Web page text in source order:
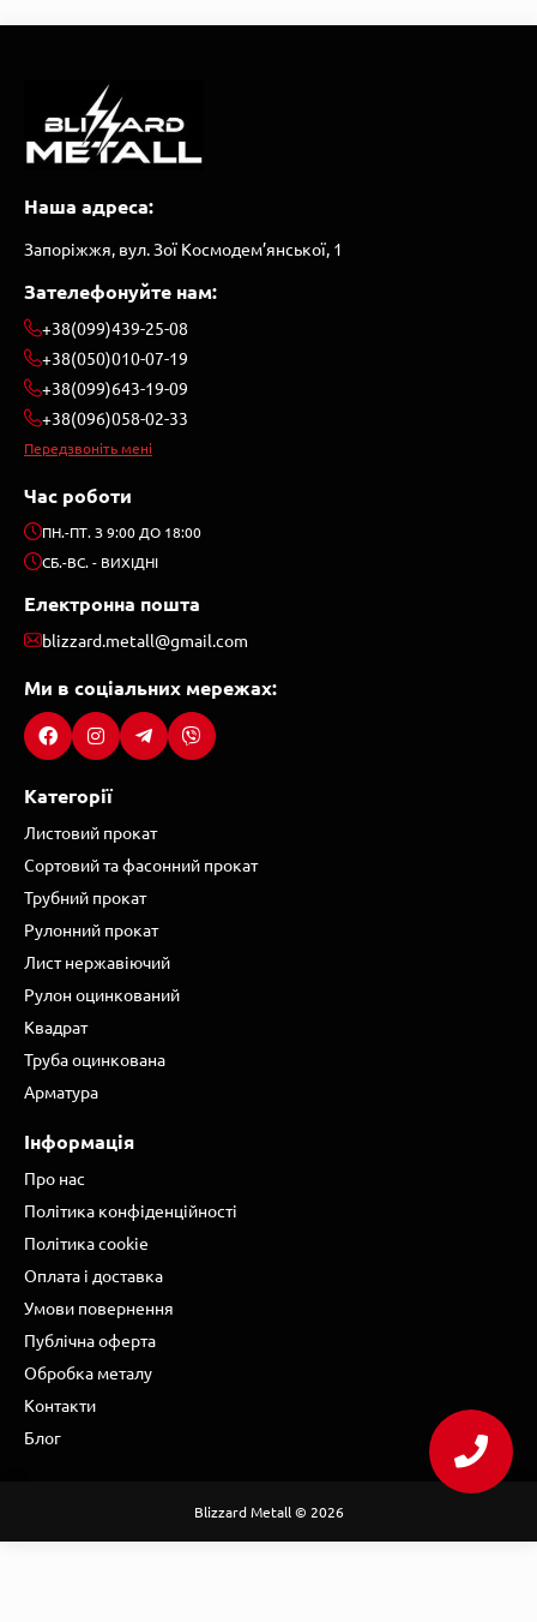
Наша адреса:
Запоріжжя, вул. Зої Космодем’янської, 1
Зателефонуйте нам:
+38(099)439-25-08
+38(050)010-07-19
+38(099)643-19-09
+38(096)058-02-33
Передзвоніть мені
Час роботи
ПН.-ПТ. З 9:00 ДО 18:00
СБ.-ВС. - ВИХІДНІ
Електронна пошта
blizzard.metall@gmail.com
Ми в соціальних мережах:
Категорії
Листовий прокат
Сортовий та фасонний прокат
Трубний прокат
Рулонний прокат
Лист нержавіючий
Рулон оцинкований
Квадрат
Труба оцинкована
Арматура
Інформація
Про нас
Політика конфіденційності
Політика cookie
Оплата і доставка
Умови повернення
Публічна оферта
Обробка металу
Контакти
Блог
Blizzard Metall © 2026